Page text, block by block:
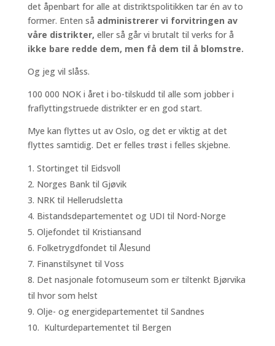
det åpenbart for alle at distriktspolitikken tar én av to
former. Enten så administrerer vi forvitringen av
våre distrikter, eller så går vi brutalt til verks for å
ikke bare redde dem, men få dem til å blomstre.
Og jeg vil slåss.
100 000 NOK i året i bo-tilskudd til alle som jobber i
fraflyttingstruede distrikter er en god start.
Mye kan flyttes ut av Oslo, og det er viktig at det
flyttes samtidig. Det er felles trøst i felles skjebne.
Stortinget til Eidsvoll
Norges Bank til Gjøvik
NRK til Hellerudsletta
Bistandsdepartementet og UDI til Nord-Norge
Oljefondet til Kristiansand
Folketrygdfondet til Ålesund
Finanstilsynet til Voss
Det nasjonale fotomuseum som er tiltenkt Bjørvika
til hvor som helst
Olje- og energidepartementet til Sandnes
Kulturdepartementet til Bergen